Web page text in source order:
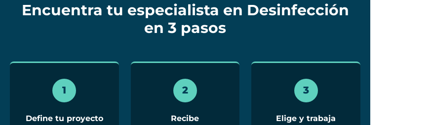
Encuentra tu especialista en Desinfección
en 3 pasos
1
Define tu proyecto
2
Recibe
3
Elige y trabaja